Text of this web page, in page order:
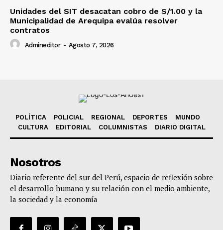
Unidades del SIT desacatan cobro de S/1.00 y la
Municipalidad de Arequipa evalúa resolver
contratos
Admineditor - Agosto 7, 2026
POLÍTICA POLICIAL REGIONAL DEPORTES
MUNDO
CULTURA
EDITORIAL COLUMNISTAS DIARIO DIGITAL
Nosotros
Diario referente del sur del Perú, espacio de reflexión sobre
el desarrollo humano y su relación con el medio ambiente,
la sociedad y la economía